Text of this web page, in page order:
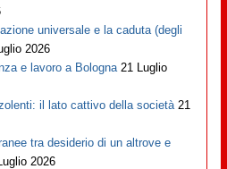
universale e la caduta (degli
2026
e lavoro a Bologna 21 Luglio
il lato cattivo della società 21
tra desiderio di un altrove e
2026